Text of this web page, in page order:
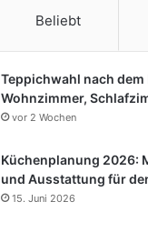
Beliebt
Teppichwahl nach dem
Wohnzimmer,
vor 2 Wochen
Küchenplanung 2026:
und Ausstattung für
15. Juni 2026